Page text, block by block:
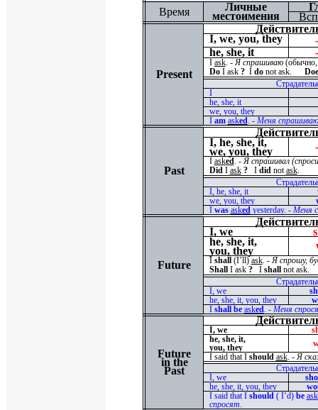
Время Личные
местоимения
Present
I, we, you, they
he, she, it
I ask. -Я спрашиваю(обычно
DoI ask ?I donot ask.
I
he, she, it
we, you, they
I am asked. - Меня
Past
I, he, she, it,
we, you, they
I asked. -Я спрашивал
DidI ask ?I didnotask.
I, he, she, it
we, you, they
I was askedyesterday. - Меня
Future
I, we
he, she, it,
you, they
I shall(I’ll) ask. -Я спрошу,
ShallI ask ?I shallnot ask.
I, we
he, she, it, you, they
I shall be asked. - Меня
Future
in the
Past
I, we
he, she, it,
you, they
I said that I should ask. -Я
I, we
he, she, it, you, they
I said that I should( I’d)be ask
спросят.